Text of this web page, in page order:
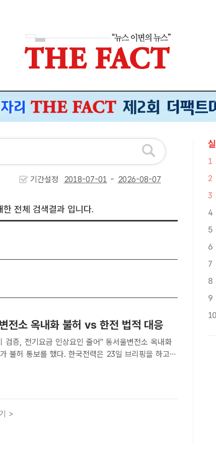
기간설정 -
한 전체 검색결과 입니다.
전소 옥내화 불허 vs 한전 법적 대응
기요금 인상요인 줄어" 동서울변전소 옥내화
불허 통보를 했다. 한국전력은 23일 브리핑을 하고
다. 동서울변전소 조감도. /한국전력[더팩트ㅣ세종=
>
1
2
3
4
5
6
7
8
9
10